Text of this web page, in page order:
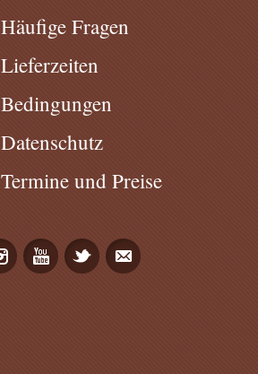
Häufige Fragen
Lieferzeiten
Bedingungen
Datenschutz
Termine und Preise